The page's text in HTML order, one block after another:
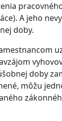
A jeho
doby.
doby
môžu